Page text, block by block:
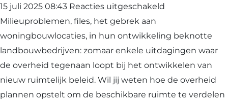
15 juli 2025 08:43 Reacties uitgeschakeld
Ruimtelijke
Ordening
Milieuproblemen, files, het gebrek aan
woningbouwlocaties, in hun ontwikkeling beknotte
landbouwbedrijven: zomaar enkele uitdagingen waar
de overheid tegenaan loopt bij het ontwikkelen van
nieuw ruimtelijk beleid. Wil jij weten hoe de overheid
plannen opstelt om de beschikbare ruimte te verdelen